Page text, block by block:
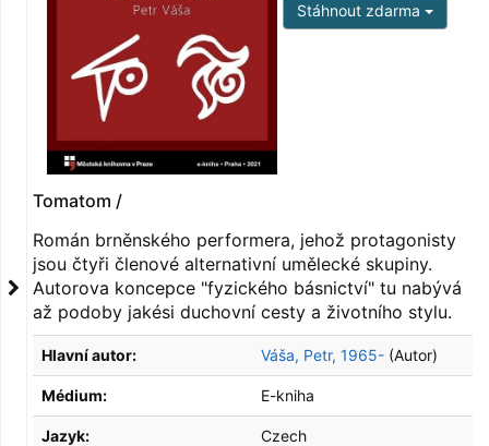
Stáhnout zdarma
Tomatom /
Román brněnského performera, jehož protagonisty
jsou čtyři členové alternativní umělecké skupiny.
Autorova koncepce "fyzického básnictví" tu nabývá
až podoby jakési duchovní cesty a životního stylu.
Hlavní autor: Váša, Petr, 1965- (Autor)
Médium: E-kniha
Jazyk: Czech